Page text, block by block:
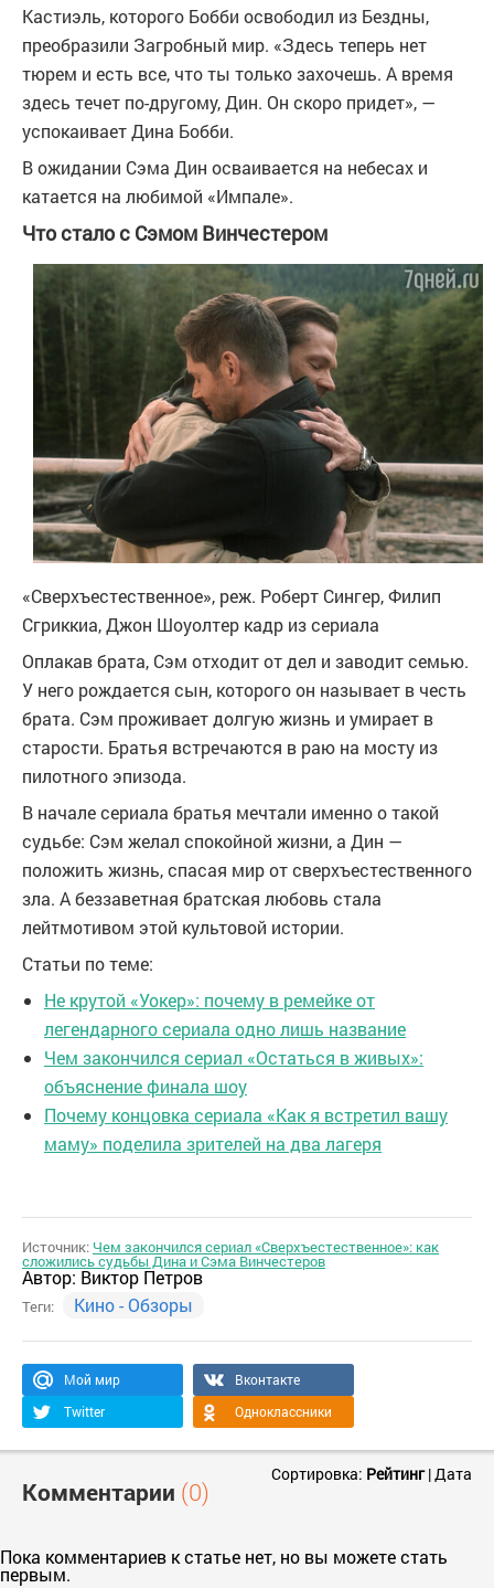
Кастиэль, которого Бобби освободил из Бездны,
преобразили Загробный мир. «Здесь теперь нет
тюрем и есть все, что ты только захочешь. А время
здесь течет по-другому, Дин. Он скоро придет», —
успокаивает Дина Бобби.
В ожидании Сэма Дин осваивается на небесах и
катается на любимой «Импале».
Что стало с Сэмом Винчестером
«Сверхъестественное», реж. Роберт Сингер, Филип
Сгриккиа, Джон Шоуолтер кадр из сериала
Оплакав брата, Сэм отходит от дел и заводит семью.
У него рождается сын, которого он называет в честь
брата. Сэм проживает долгую жизнь и умирает в
старости. Братья встречаются в раю на мосту из
пилотного эпизода.
В начале сериала братья мечтали именно о такой
судьбе: Сэм желал спокойной жизни, а Дин —
положить жизнь, спасая мир от сверхъестественного
зла. А беззаветная братская любовь стала
лейтмотивом этой культовой истории.
Статьи по теме:
Не крутой «Уокер»: почему в ремейке от
легендарного сериала одно лишь название
Чем закончился сериал «Остаться в живых»:
объяснение финала шоу
Почему концовка сериала «Как я встретил вашу
маму» поделила зрителей на два лагеря
Источник: Чем закончился сериал «Сверхъестественное»: как
сложились судьбы Дина и Сэма Винчестеров
Автор: Виктор Петров
Теги: Кино - Обзоры
Мой мир
Вконтакте
Twitter
Одноклассники
Комментарии (0)
Сортировка: Рейтинг|Дата
Пока комментариев к статье нет, но вы можете стать
первым.